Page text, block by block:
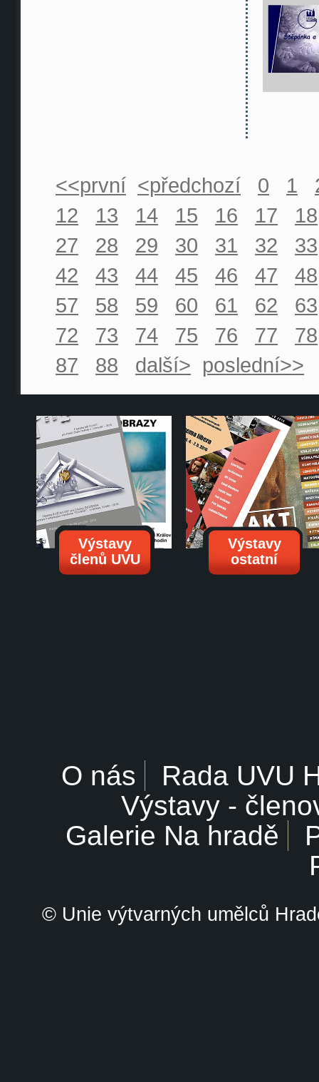
<<první <předchozí 0 1
12
13 14 15 16 17
18
27
28 29 30 31 32
33
42
43 44 45 46 47
48
57
58 59 60 61 62
63
72
73 74 75 76 77
78
87
88 další> poslední>>
Výstavy
členů UVU
Výstavy
ostatní
O nás
Rada UVU
Výstavy -
Galerie Na hradě
© Unie výtvarných umělců